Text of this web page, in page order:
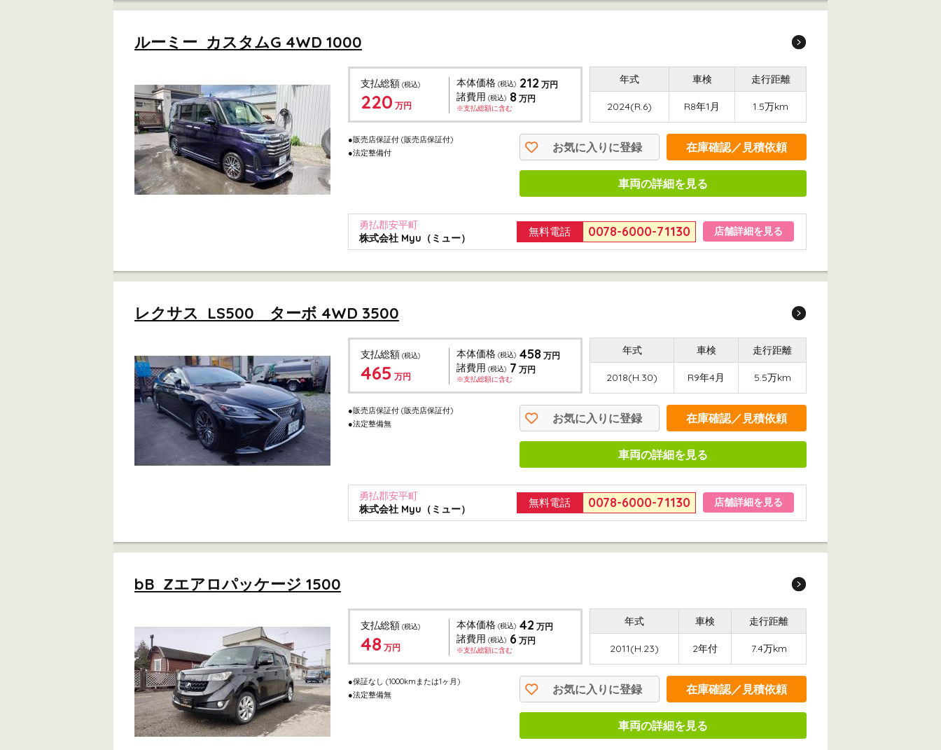
ルーミー カスタムG 4WD 1000
●販売店保証付 (販売店保証付)
●法定整備付
支払総額 (税込)
220 万円
本体価格(税込) 212 万円
諸費用 (税込) 8万円
※支払総額に含む
年式 車検 走行距離
2024(R.6) R8年1月 1.5万km
お気に入りに登録 在庫確認／見積依頼
車両の詳細を見る
勇払郡安平町
株式会社 Myu（ミュー）
無料電話 0078-6000-71130 店舗詳細を見る
レクサス LS500 ターボ 4WD 3500
●販売店保証付 (販売店保証付)
●法定整備無
支払総額 (税込)
465 万円
本体価格(税込) 458万円
諸費用 (税込) 7 万円
※支払総額に含む
年式 車検 走行距離
2018(H.30) R9年4月 5.5万km
お気に入りに登録 在庫確認／見積依頼
車両の詳細を見る
勇払郡安平町
株式会社 Myu（ミュー）
無料電話 0078-6000-71130 店舗詳細を見る
bB Zエアロパッケージ 1500
●保証なし (1000kmまたは1ヶ月)
●法定整備無
支払総額 (税込)
48 万円
本体価格(税込) 42 万円
諸費用 (税込) 6万円
※支払総額に含む
年式 車検 走行距離
2011(H.23) 2年付 7.4万km
お気に入りに登録 在庫確認／見積依頼
車両の詳細を見る